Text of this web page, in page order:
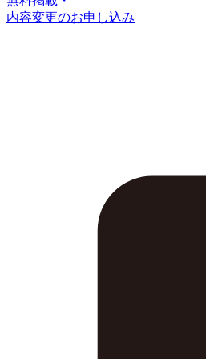
内容変更のお申し込み